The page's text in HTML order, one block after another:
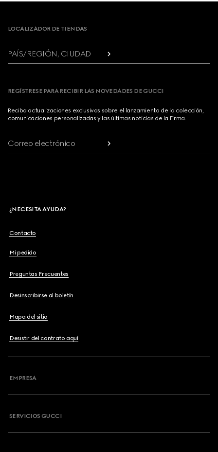
LOCALIZADOR DE TIENDAS
PAÍS/REGIÓN, CIUDAD
REGÍSTRESE PARA RECIBIR LAS NOVEDADES DE GUCCI
Reciba actualizaciones exclusivas sobre el lanzamiento de la colección,
comunicaciones personalizadas y las últimas noticias de la Firma.
Correo electrónico
¿NECESITA AYUDA?
Contacto
Mi pedido
Preguntas Frecuentes
Desinscribirse al boletín
Mapa del sitio
Desistir del contrato aquí
EMPRESA
SERVICIOS GUCCI